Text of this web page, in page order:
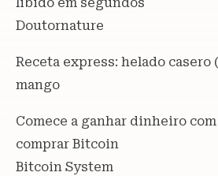
Doutornature
Receta express: helado casero
mango
Comece a ganhar dinheiro
comprar Bitcoin
Bitcoin System